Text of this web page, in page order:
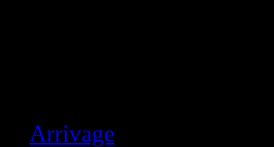
Arrivage